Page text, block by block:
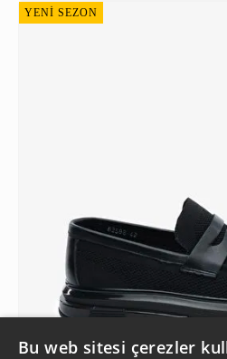
YENİ SEZON
Bu web sitesi çerezler